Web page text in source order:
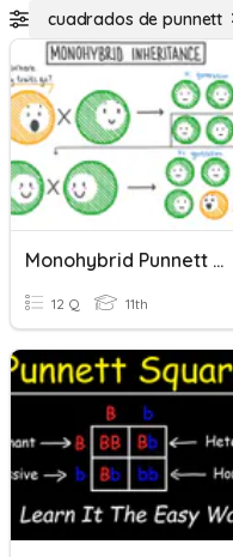
cuadrados de punnett
Monohybrid Punnett Squares Quiz
12 Q 11th